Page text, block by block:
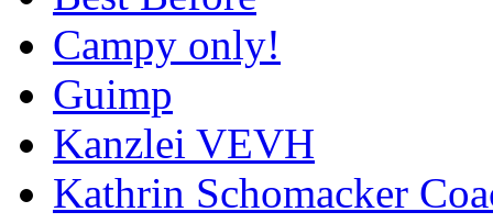
Campy only!
Guimp
Kanzlei VEVH
Kathrin Schomacker